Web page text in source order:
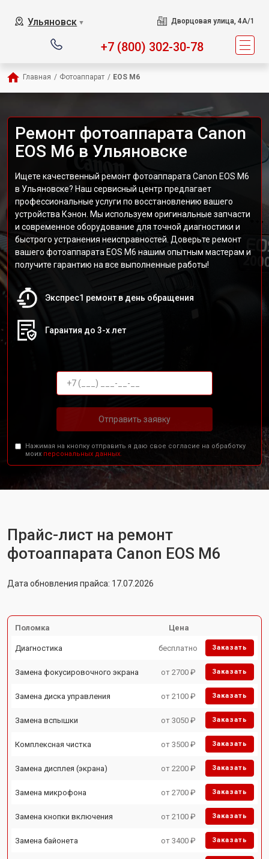
Ульяновск ▼ Дворцовая улица, 4А/1
+7 (800) 302-30-78
Главная / Фотоаппарат / EOS M6
Ремонт фотоаппарата Canon
EOS M6 в Ульяновске
Ищете качественный ремонт фотоаппарата Canon EOS M6
в Ульяновске? Наш сервисный центр предлагает
профессиональные услуги по восстановлению вашего
устройства Кэнон. Мы используем оригинальные запчасти
и современное оборудование для точной диагностики и
быстрого устранения неисправностей. Доверьте ремонт
вашего фотоаппарата EOS M6 нашим опытным мастерам и
получите гарантию на все выполненные работы!
Экспрес1 ремонт в день обращения
Гарантия до 3-х лет
Отправить заявку
Нажимая на кнопку отправить я даю свое согласие на обработку
моих персональных данных.
Прайс-лист на ремонт
фотоаппарата Canon EOS M6
Дата обновления прайса: 17.07.2026
Поломка Цена
Диагностика бесплатно Заказать
Замена фокусировочного экрана от 2700 ₽ Заказать
Замена диска управления от 2100 ₽ Заказать
Замена вспышки от 3050 ₽ Заказать
Комплексная чистка от 3500 ₽ Заказать
Замена дисплея (экрана) от 2200 ₽ Заказать
Замена микрофона от 2700 ₽ Заказать
Замена кнопки включения от 2100 ₽ Заказать
Замена байонета от 3400 ₽ Заказать